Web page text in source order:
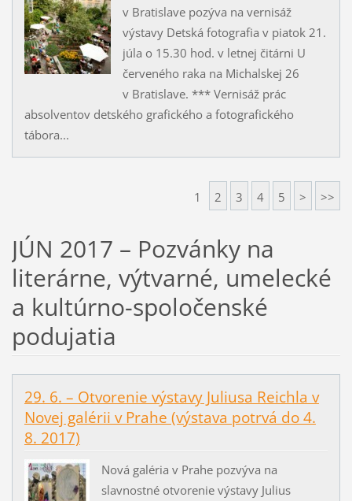
v Bratislave pozýva na vernisáž
výstavy Detská fotografia v piatok 21.
júla o 15.30 hod. v letnej čitárni U
červeného raka na Michalskej 26
v Bratislave. *** Vernisáž prác
absolventov detského grafického a fotografického
tábora...
1 2 3 4 5 > >>
JÚN 2017 – Pozvánky na
literárne, výtvarné, umelecké
a kultúrno-spoločenské
podujatia
29. 6. – Otvorenie výstavy Juliusa Reichla v
Novej galérii v Prahe (výstava potrvá do 4.
8. 2017)
Nová galéria v Prahe pozvýva na
slavnostné otvorenie výstavy Julius